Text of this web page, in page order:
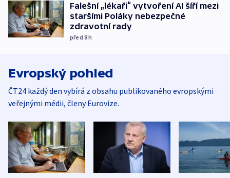
Falešní „lékaři“ vytvoření AI šíří mezi
staršími Poláky nebezpečné
zdravotní rady
před 8h
Evropský pohled
ČT24 každý den vybírá z obsahu publikovaného evropskými
veřejnými médii, členy Eurovize.